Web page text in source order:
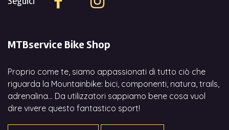
MTBservice Bike Shop
Proprio come te, siamo appassionati di tutto ciò che
riguarda la Mountainbike: bici, componenti, natura, trails,
adrenalina... Da utilizzatori sappiamo bene cosa vuol
dire vivere questo fantastico sport!